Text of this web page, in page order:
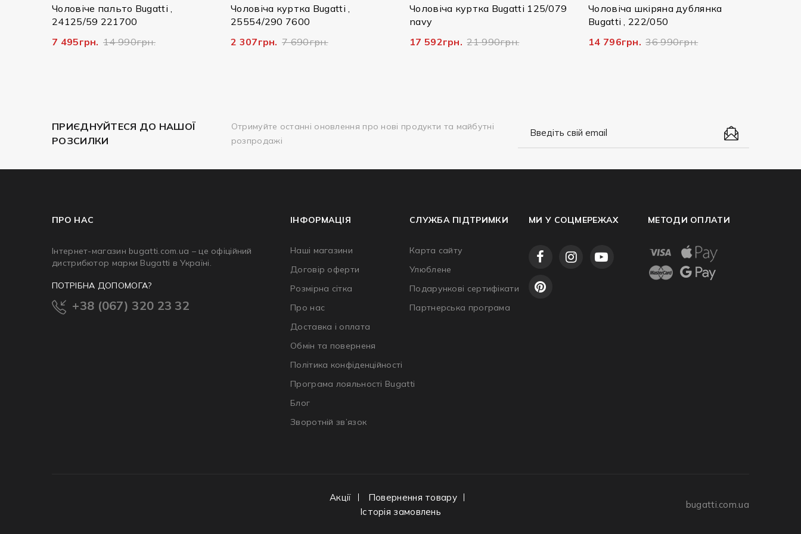
Чоловіча куртка Bugatti ,
25554/290 7600
2 307грн.
Чоловіча куртка Bugatti 125/079
navy
17 592грн.
Чоловіча шкіряна дублянка
14 796грн. 36 990грн.
ПРИЄДНУЙТЕСЯ ДО НАШОЇ
РОЗСИЛКИ
Отримуйте останні оновлення про нові продукти та майбутні
розпродажі
ПРО НАС
Інтернет-магазин bugatti.com.ua – це офіційний
дистрибютор марки Bugatti в Україні.
ПОТРІБНА ДОПОМОГА?
+38 (067) 320 23 32
ІНФОРМАЦІЯ
Наші магазини
Договір оферти
Розмірна сітка
Про нас
Доставка і оплата
Обмін та поверненя
Політика конфіденційності
Програма лояльності Bugatti
Блог
Зворотній зв’язок
СЛУЖБА ПІДТРИМКИ
Карта сайту
Улюблене
Подарункові сертифікати
Партнерська програма
МИ У СОЦМЕРЕЖАХ МЕТОДИ ОПЛАТИ
Акції
Повернення товару
Історія замовлень
bugatti.com.ua